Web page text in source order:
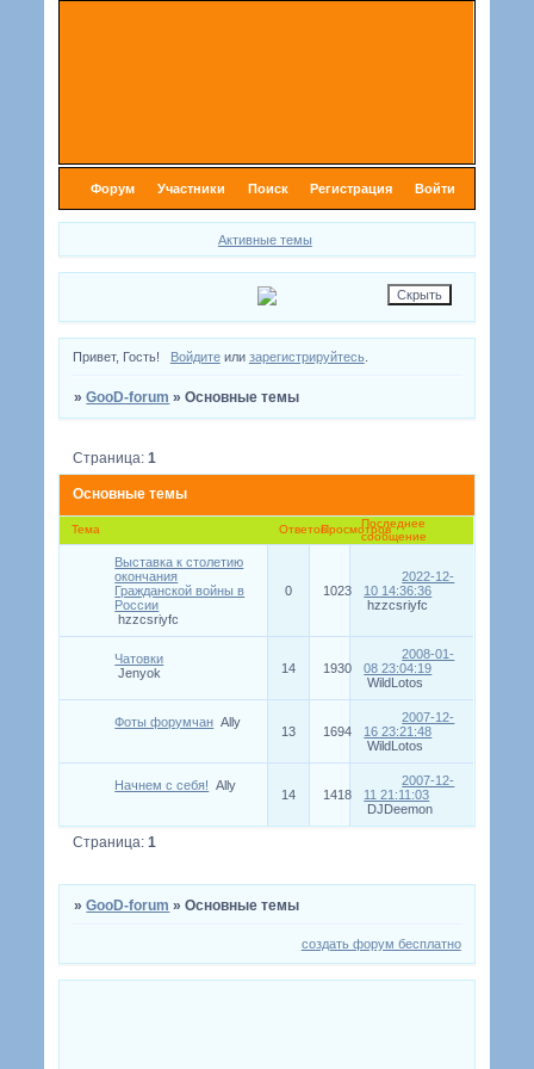
Форум Участники Поиск Регистрация Войти
Активные темы
Привет, Гость! Войдитеили зарегистрируйтесь.
»GooD-forum »Основные темы
Основные темы
Страница:1
Тема ОтветовПросмотровПоследнее
сообщение
Выставка к столетию
окончания
Гражданской войны в
России
hzzcsriyfc
0 1023
2022-12-
10 14:36:36
hzzcsriyfc
Чатовки
Jenyok
14 1930
2008-01-
08 23:04:19
WildLotos
Фоты форумчан Ally
13 1694
2007-12-
16 23:21:48
WildLotos
Начнем с себя! Ally
14 1418
2007-12-
11 21:11:03
DJDeemon
Страница:1
»GooD-forum »Основные темы
создать форум бесплатно